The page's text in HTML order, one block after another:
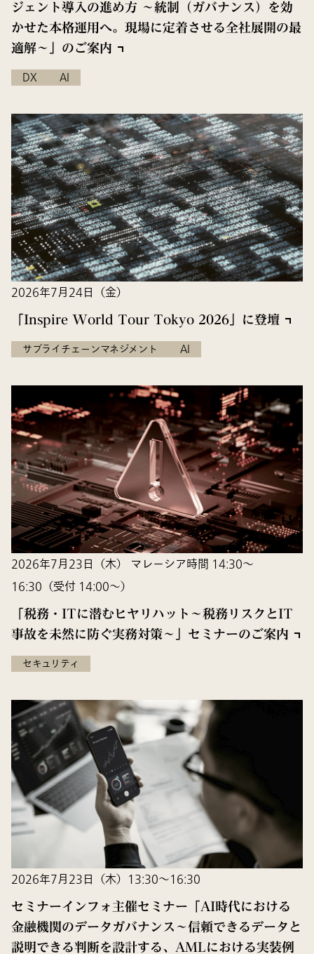
ジェント導入の進め方 〜統制（ガバナンス）を効
かせた本格運用へ。現場に定着させる全社展開の最
適解〜」のご案内
DX AI
2026年7月24日（金）
「Inspire World Tour Tokyo 2026」に登壇
サプライチェーンマネジメント AI
2026年7月23日（木） マレーシア時間 14:30〜
16:30（受付 14:00～）
「税務・ITに潜むヒヤリハット～税務リスクとIT
事故を未然に防ぐ実務対策～」セミナーのご案内
セキュリティ
2026年7月23日（木）13:30～16:30
セミナーインフォ主催セミナー「AI時代における
金融機関のデータガバナンス～信頼できるデータと
説明できる判断を設計する、AMLにおける実装例